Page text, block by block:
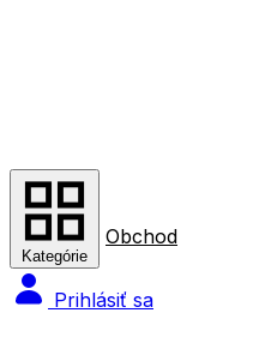
Kategórie
Obchod
Prihlásiť sa